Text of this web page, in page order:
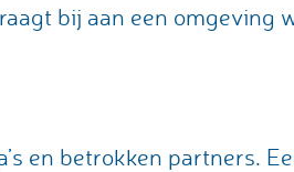
bij aan een omgeving
en betrokken partners.